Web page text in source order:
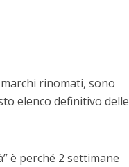
rinomati, sono
elenco definitivo delle
è perché 2 settimane